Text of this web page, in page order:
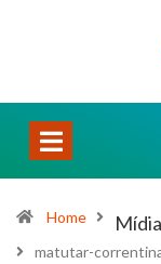
Home Mídia
matutar-